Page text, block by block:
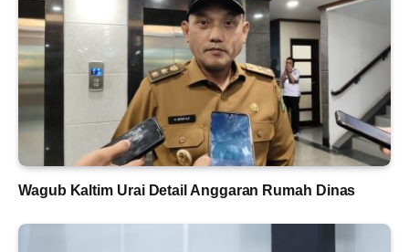
Wagub Kaltim Urai Detail Anggaran Rumah Dinas